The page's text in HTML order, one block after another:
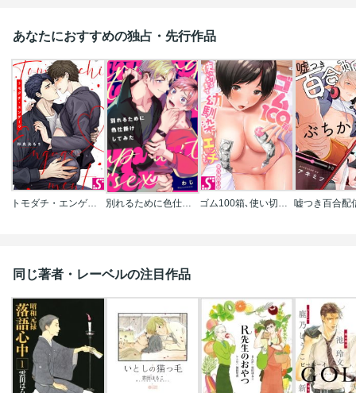
あなたにおすすめの独占・先行作品
トモダチ・エンゲージ 別れるために色仕掛けしてみた ゴム100箱､使い切るまで幼馴染とエッチします!
同じ著者・レーベルの注目作品